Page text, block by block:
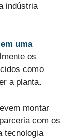
indústria
uma
os
como
a planta.
montar
com os
tecnologia